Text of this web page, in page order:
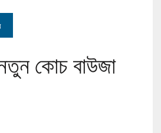
নতুন কোচ বাউজা